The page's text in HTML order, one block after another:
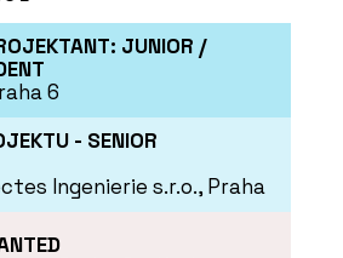
JUNIOR /
6
- SENIOR
Ingenierie s.r.o., Praha